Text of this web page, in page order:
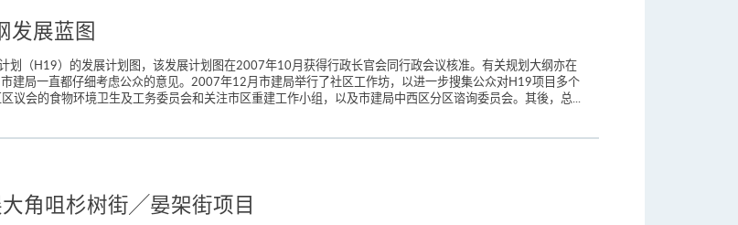
发展蓝图
（H19）的发展计划图，该发展计划图在2007年10月获得行政长官会同行政会议核准。有关规划大纲亦在
建局一直都仔细考虑公众的意见。2007年12月市建局举行了社区工作坊，以进一步搜集公众对H19项目多个
议会的食物环境卫生及工务委员会和关注市区重建工作小组，以及市建局中西区分区谘询委员会。其後，总...
角咀杉树街╱晏架街项目